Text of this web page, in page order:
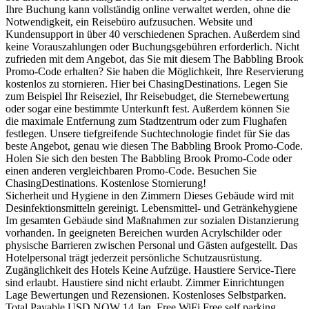
Ihre Buchung kann vollständig online verwaltet werden, ohne die
Notwendigkeit, ein Reisebüro aufzusuchen. Website und
Kundensupport in über 40 verschiedenen Sprachen. Außerdem sind
keine Vorauszahlungen oder Buchungsgebühren erforderlich. Nicht
zufrieden mit dem Angebot, das Sie mit diesem The Babbling Brook
Promo-Code erhalten? Sie haben die Möglichkeit, Ihre Reservierung
kostenlos zu stornieren. Hier bei ChasingDestinations. Legen Sie
zum Beispiel Ihr Reiseziel, Ihr Reisebudget, die Sternebewertung
oder sogar eine bestimmte Unterkunft fest. Außerdem können Sie
die maximale Entfernung zum Stadtzentrum oder zum Flughafen
festlegen. Unsere tiefgreifende Suchtechnologie findet für Sie das
beste Angebot, genau wie diesen The Babbling Brook Promo-Code.
Holen Sie sich den besten The Babbling Brook Promo-Code oder
einen anderen vergleichbaren Promo-Code. Besuchen Sie
ChasingDestinations. Kostenlose Stornierung!
Sicherheit und Hygiene in den Zimmern Dieses Gebäude wird mit
Desinfektionsmitteln gereinigt. Lebensmittel- und Getränkehygiene
Im gesamten Gebäude sind Maßnahmen zur sozialen Distanzierung
vorhanden. In geeigneten Bereichen wurden Acrylschilder oder
physische Barrieren zwischen Personal und Gästen aufgestellt. Das
Hotelpersonal trägt jederzeit persönliche Schutzausrüstung.
Zugänglichkeit des Hotels Keine Aufzüge. Haustiere Service-Tiere
sind erlaubt. Haustiere sind nicht erlaubt. Zimmer Einrichtungen
Lage Bewertungen und Rezensionen. Kostenloses Selbstparken.